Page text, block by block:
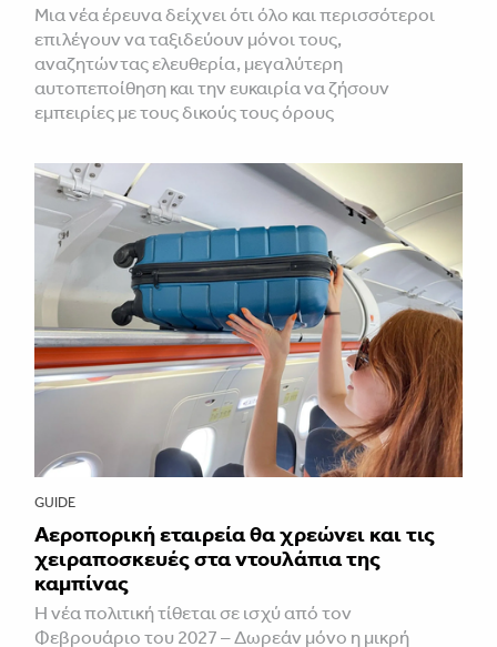
Μια νέα έρευνα δείχνει ότι όλο και περισσότεροι
επιλέγουν να ταξιδεύουν μόνοι τους,
αναζητώντας ελευθερία, μεγαλύτερη
αυτοπεποίθηση και την ευκαιρία να ζήσουν
εμπειρίες με τους δικούς τους όρους
GUIDE
Αεροπορική εταιρεία θα χρεώνει και τις
χειραποσκευές στα ντουλάπια της
καμπίνας
Η νέα πολιτική τίθεται σε ισχύ από τον
Φεβρουάριο του 2027 – Δωρεάν μόνο η μικρή